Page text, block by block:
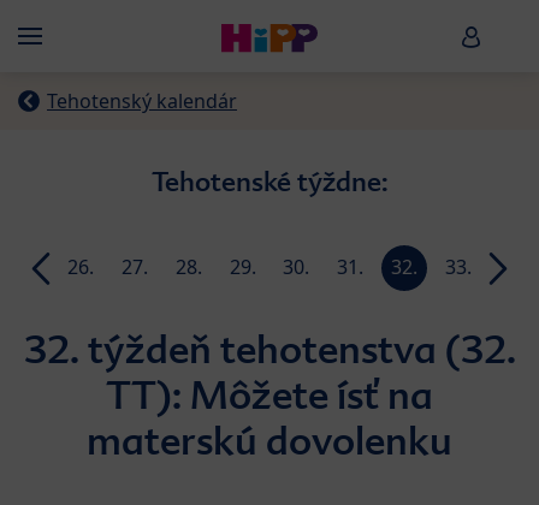
Menü HiPP
Tehotenský kalendár
Tehotenské týždne:
25.
26.
27.
28.
29.
30.
31.
32.
33.
34.
32. týždeň tehotenstva (32.
TT): Môžete ísť na
materskú dovolenku